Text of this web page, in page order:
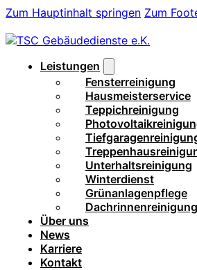
Zum Hauptinhalt springen Zum
Leistungen
Fensterreinigung
Hausmeisterservice
Teppichreinigung
Unterhaltsreinigung
Winterdienst
Grünanlagenpflege
Dachrinnenreinigung
Über uns
News
Karriere
Kontakt